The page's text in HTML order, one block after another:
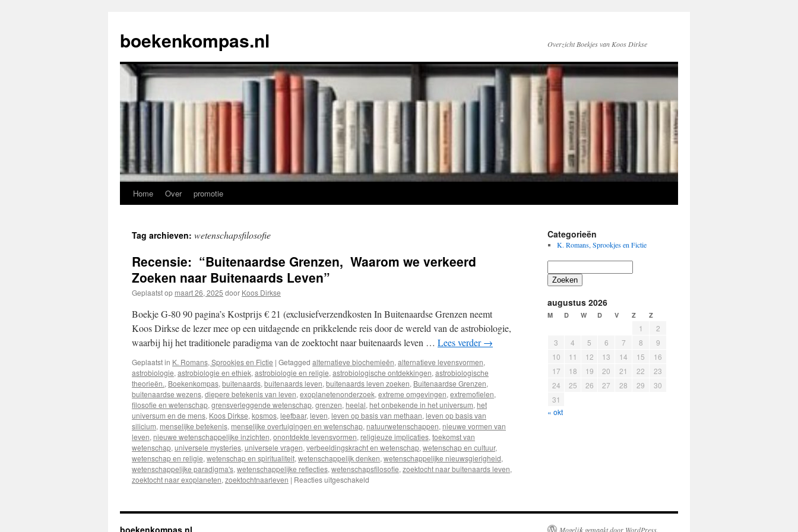
de
inhoud
boekenkompas.nl Overzicht Boekjes van Koos Dirkse
Home Over promotie
Tag archieven: wetenschapsfilosofie
Recensie: “Buitenaardse Grenzen, Waarom we verkeerd
Zoeken naar Buitenaards Leven”
Geplaatst op maart 26, 2025 door Koos Dirkse
Boekje G-80 90 pagina’s Kostprijs € 21 (exclusiefverzendkosten In Buitenaardse Grenzen neemt
Koos Dirkse de lezer mee op een uitdagende en prikkelende reis door de wereld van de astrobiologie,
waarbij hij het traditionele paradigma van de zoektocht naar buitenaards leven … Lees verder→
Geplaatst in K. Romans, Sprookjes en Fictie | Getagged alternatieve biochemieën, alternatieve levensvormen,
astrobiologie, astrobiologie en ethiek, astrobiologie en religie, astrobiologische ontdekkingen, astrobiologische
theorieën., Boekenkompas, buitenaards, buitenaards leven, buitenaards leven zoeken, Buitenaardse Grenzen,
buitenaardse wezens, diepere betekenis van leven, exoplanetenonderzoek, extreme omgevingen, extremofielen,
filosofie en wetenschap, grensverleggende wetenschap, grenzen, heelal, het onbekende in het universum, het
universum en de mens, Koos Dirkse, kosmos, leefbaar, leven, leven op basis van methaan, leven op basis van
silicium, menselijke betekenis, menselijke overtuigingen en wetenschap, natuurwetenschappen, nieuwe vormen van
leven, nieuwe wetenschappelijke inzichten, onontdekte levensvormen, religieuze implicaties, toekomst van
wetenschap, universele mysteries, universele vragen, verbeeldingskracht en wetenschap, wetenschap en cultuur,
wetenschap en religie, wetenschap en spiritualiteit, wetenschappelijk denken, wetenschappelijke nieuwsgierigheid,
wetenschappelijke paradigma's, wetenschappelijke reflecties, wetenschapsfilosofie, zoektocht naar buitenaards leven,
zoektocht naar exoplaneten, zoektochtnaarleven | Reacties uitgeschakeld
Grenzen,
Categorieën
K. Romans, Sprookjes en Fictie
Zoeken
augustus 2026
M D W D V Z Z
1
2
3
4 5 6 7 8
9
10
11 12 13 14 15
16
17
18 19 20 21 22
23
24
25 26 27 28 29
30
31
« okt
boekenkompas.nl Mogelijk gemaakt door WordPress.